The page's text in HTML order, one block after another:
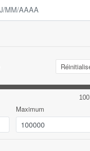
Maximum